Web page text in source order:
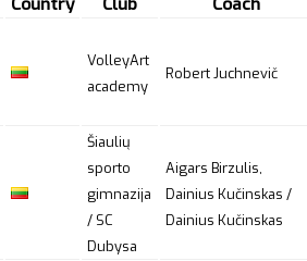
VolleyArt
academy
Robert Juchnevič
Šiaulių
sporto
gimnazija
/ SC
Dubysa
Aigars Birzulis,
Dainius Kučinskas /
Dainius Kučinskas